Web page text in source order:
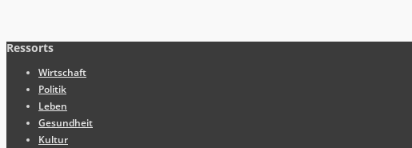
Ressorts
Wirtschaft
Politik
Leben
Gesundheit
Kultur